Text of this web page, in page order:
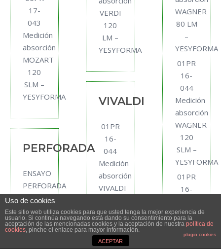
17-
043
Medición
absorción
MOZART
120
SLM –
YESYFORMA
PERFORADA
ENSAYO
PERFORADA
ACUSTICA
ESCALONADA
ENSAYO
VERDI
120
LM –
YESYFORMA
VIVALDI
01PR
16-
044
Medición
absorción
VIVALDI
SLM –
YESYFORMA
01PR
WAGNER
80 LM
–
YESYFORMA
01PR
16-
044
Medición
absorción
WAGNER
120
SLM –
YESYFORMA
01PR
16-
Medición
absorción
WAGNER
Uso de cookies
Este sitio web utiliza cookies para que usted tenga la mejor experiencia de
usuario. Si continúa navegando está dando su consentimiento para la
aceptación de las mencionadas cookies y la aceptación de nuestra política de
cookies, pinche el enlace para mayor información.
plugin cookies
ACEPTAR